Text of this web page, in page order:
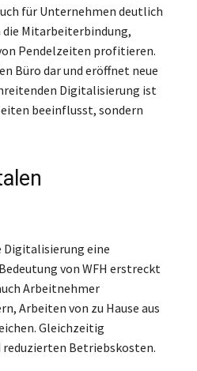
für Unternehmen deutlich
Mitarbeiterbindung,
Pendelzeiten profitieren.
Büro dar und eröffnet neue
Digitalisierung ist
beeinflusst, sondern
Digitalisierung eine
von WFH erstreckt
Arbeitnehmer
Arbeiten von zu Hause aus
Gleichzeitig
Betriebskosten.